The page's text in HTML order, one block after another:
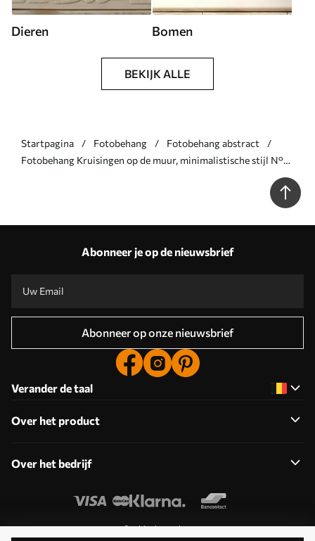
Dieren Bomen
BEKIJK ALLE
Startpagina Fotobehang
Fotobehang abstract
Fotobehang Kruisingen op de muur, minimalistische stijl N°
Abonneer je op de nieuwsbrief
Abonneer op onze nieuwsbrief
Verander de taal
Over het product
Over het bedrijf
Cookies bewerken